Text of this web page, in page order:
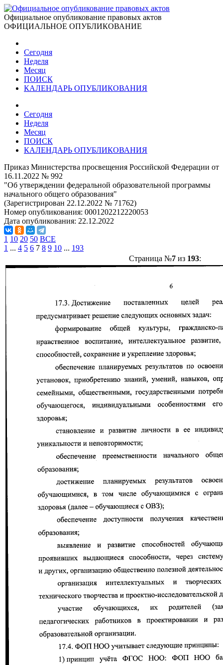
Официальное опубликование правовых актов
ОФИЦИАЛЬНОЕ ОПУБЛИКОВАНИЕ
Сегодня
Неделя
Месяц
ПОИСК
КАЛЕНДАРЬ ОПУБЛИКОВАНИЯ
Сегодня
Неделя
Месяц
ПОИСК
КАЛЕНДАРЬ ОПУБЛИКОВАНИЯ
Приказ Министерства просвещения Российской Федерации от
16.11.2022 № 992
"Об утверждении федеральной образовательной программы
начального общего образования"
(Зарегистрирован 22.12.2022 № 71762)
Номер опубликования: 0001202212220053
Дата опубликования: 22.12.2022
1 10 20 50 ВСЕ
1 ... 4 5 6 7 8 9 10 ... 193
Страница №7из 193: